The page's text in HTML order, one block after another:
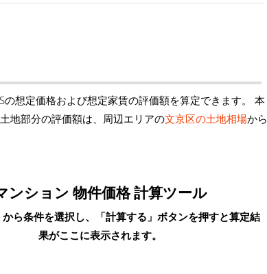
想定価格および想定家賃の評価額を算定できます。 本
地部分の評価額は、周辺エリアの文京区の土地相場から
ンション 物件価格 計算ツール
から条件を選択し、「計算する」ボタンを押すと算定結
果がここに表示されます。